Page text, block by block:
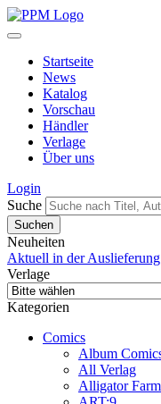
Startseite
News
Katalog
Vorschau
Händler
Verlage
Über uns
Login
Suche
Neuheiten
Aktuell in der Auslieferung
Verlage
Kategorien
Comics
Album
All Verlag
Alligator Farm